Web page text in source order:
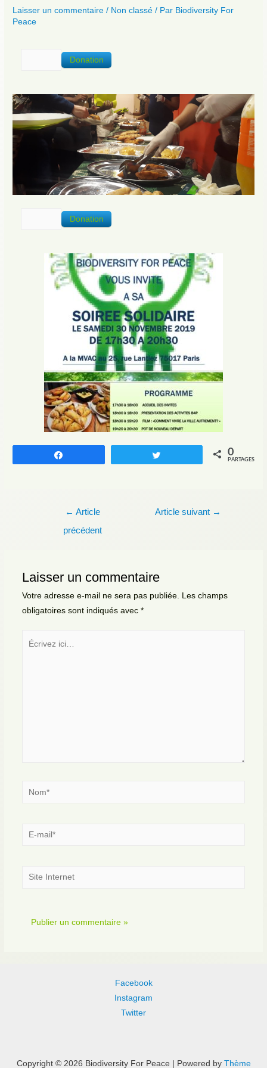
Laisser un commentaire / Non classé / Par Biodiversity For
Peace
Donation
Donation
0
PARTAGES
← Article
précédent
Article suivant →
Laisser un commentaire
Votre adresse e-mail ne sera pas publiée. Les champs
obligatoires sont indiqués avec *
Écrivez
Nom*
E-
Site
Facebook
Instagram
Twitter
Copyright © 2026 Biodiversity For Peace | Powered by Thème